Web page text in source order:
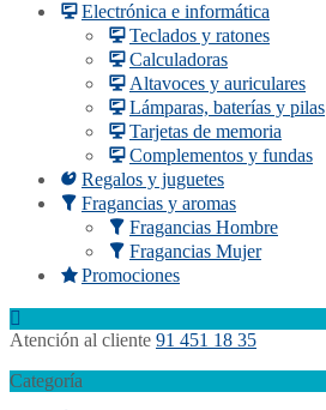
Electrónica e informática
Teclados y ratones
Calculadoras
Altavoces y auriculares
Lámparas, baterías y pilas
Tarjetas de memoria
Complementos y fundas
Regalos y juguetes
Fragancias y aromas
Fragancias Hombre
Fragancias Mujer
Promociones
Atención al cliente 91 451 18 35
Categoría